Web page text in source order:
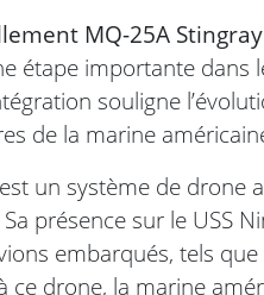
MQ-25A
étape importante dans
souligne
de la marine
un système de
présence sur le USS
embarqués, tels
ce drone, la marine